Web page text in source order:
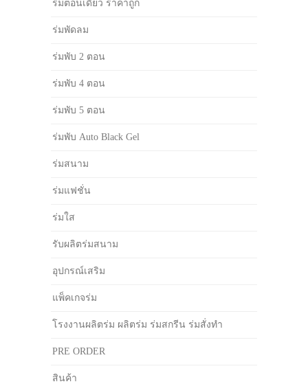
ร่มตอนเดียว ราคาถูก
ร่มพัดลม
ร่มพับ 2 ตอน
ร่มพับ 4 ตอน
ร่มพับ 5 ตอน
ร่มพับ Auto Black Gel
ร่มสนาม
ร่มแฟชั่น
ร่มใส
รับผลิตร่มสนาม
อุปกรณ์เสริม
แพ็คเกจร่ม
โรงงานผลิตร่ม ผลิตร่ม ร่มสกรีน ร่มสั่งทำ
PRE ORDER
สินค้า